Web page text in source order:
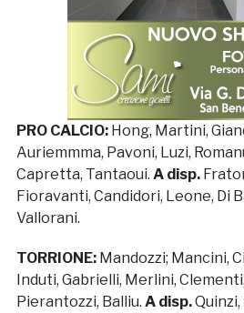
PRO CALCIO:Hong, Martini,
Auriemmma, Pavoni, Luzi,
Capretta, Tantaoui. A disp.
Fioravanti, Candidori, Leone, Di
Vallorani.
TORRIONE:Mandozzi; Mancini,
Induti, Gabrielli, Merlini,
Pierantozzi, Balliu. A disp.